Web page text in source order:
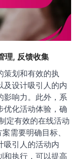
理, 反馈收集